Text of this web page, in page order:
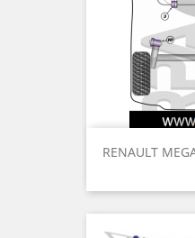
RENAULT